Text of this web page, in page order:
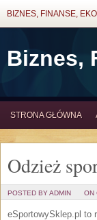
BIZNES, FINANSE,
Biznes,
STRONA GŁÓWNA
Odzież
POSTED BY ADMIN ON
eSportowySklep.pl to